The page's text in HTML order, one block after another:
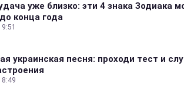
уже близко: эти 4 знака Зодиака
конца года
украинская песня: проходи тест и